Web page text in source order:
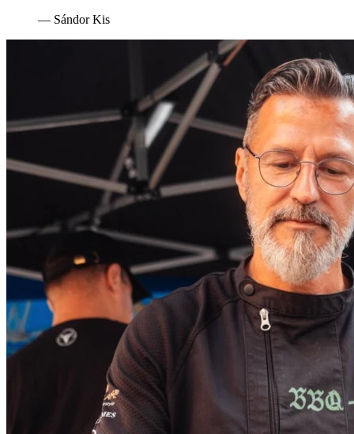
— Sándor Kis